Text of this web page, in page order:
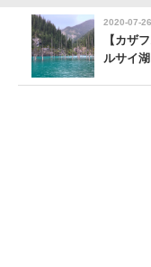
2020-07-26
【カザ
ルサイ